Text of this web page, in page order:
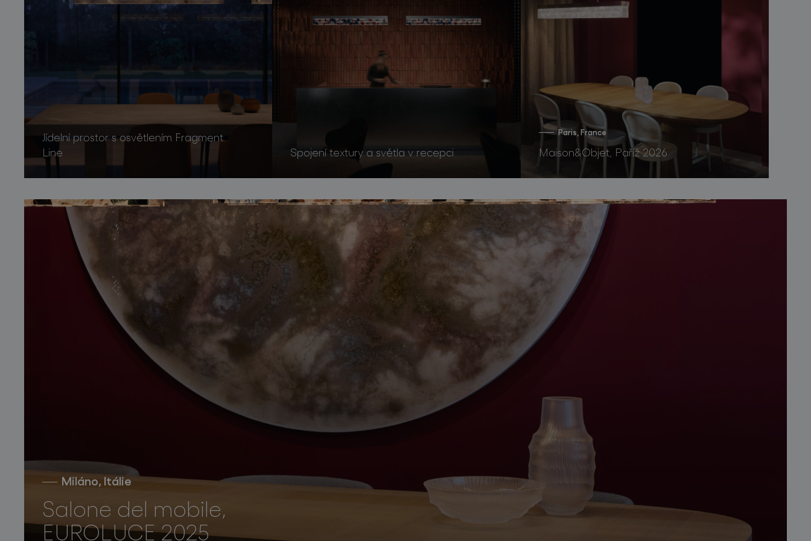
Jídelní prostor s osvětlením Fragment
Line
Spojení textury a světla v recepci
Paris, France
Maison&Objet, Paříž 2026
Miláno, Itálie
Salone del mobile,
EUROLUCE 2025